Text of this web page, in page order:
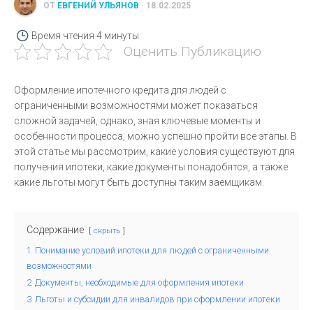
ОТ ЕВГЕНИЙ УЛЬЯНОВ · 18.02.2025
Время чтения 4 минуты
Оценить Публикацию
Оформление ипотечного кредита для людей с
ограниченными возможностями может показаться
сложной задачей, однако, зная ключевые моменты и
особенности процесса, можно успешно пройти все этапы. В
этой статье мы рассмотрим, какие условия существуют для
получения ипотеки, какие документы понадобятся, а также
какие льготы могут быть доступны таким заемщикам.
Содержание скрыть
1 Понимание условий ипотеки для людей с ограниченными
возможностями
2 Документы, необходимые для оформления ипотеки
3 Льготы и субсидии для инвалидов при оформлении ипотеки